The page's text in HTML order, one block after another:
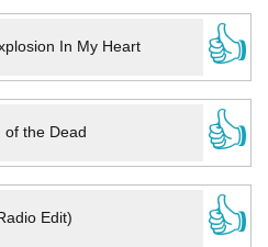
In My Heart
👍
of the Dead
👍
Edit)
👍